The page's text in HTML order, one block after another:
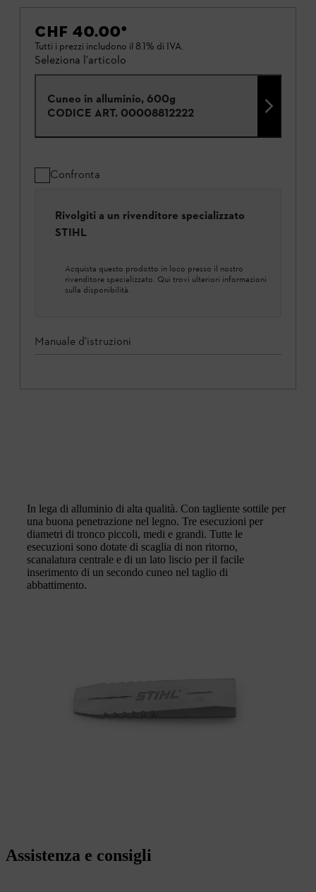
CHF 40.00*
Tutti i prezzi includono il 8.1% di IVA.
Seleziona l'articolo
Cuneo in alluminio, 600g
CODICE ART. 00008812222
Confronta
Rivolgiti a un rivenditore specializzato
STIHL
Acquista questo prodotto in loco presso il nostro
rivenditore specializzato. Qui trovi ulteriori informazioni
sulla disponibilità.
Manuale d'istruzioni
In lega di alluminio di alta qualità. Con tagliente sottile per
una buona penetrazione nel legno. Tre esecuzioni per
diametri di tronco piccoli, medi e grandi. Tutte le
esecuzioni sono dotate di scaglia di non ritorno,
scanalatura centrale e di un lato liscio per il facile
inserimento di un secondo cuneo nel taglio di
abbattimento.
Assistenza e consigli